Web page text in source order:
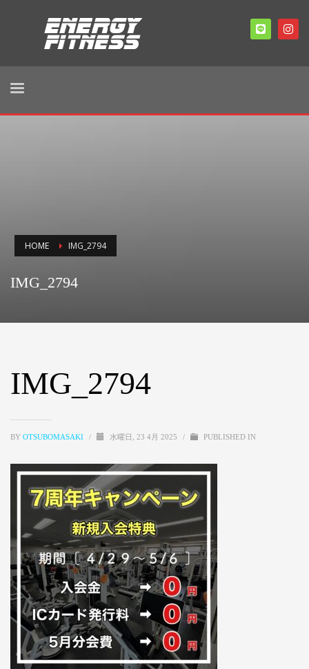
HOME IMG_2794
IMG_2794
IMG_2794
BY OTSUBOMASAKI / 水曜日, 23 4月 2025 / PUBLISHED IN